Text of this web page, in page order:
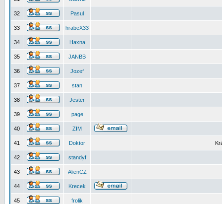
32 Pasul
33 hrabeX33
34 Haxna
35 JANBB
36 Jozef
37 stan
38 Jester
39 page
40 ZIM
41 Doktor
42 standyf
43 AlienCZ
44 Krecek
45 frolik